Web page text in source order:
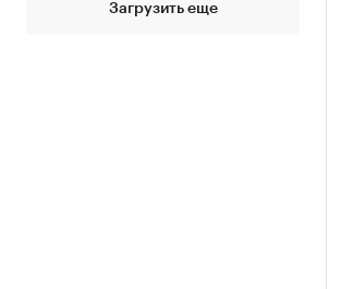
Загрузить еще